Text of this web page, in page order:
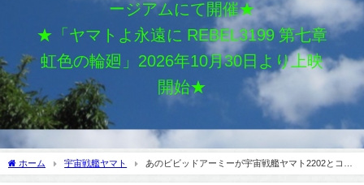
ージアムにて開催★
★「ヤマトよ永遠に REBEL3199 第七章
虹色の輪廻」2026年10月30日より上映
開始★
ホーム 宇宙戦艦ヤマト
あのビビッドアーミーが宇宙戦艦ヤマト2202とコラ